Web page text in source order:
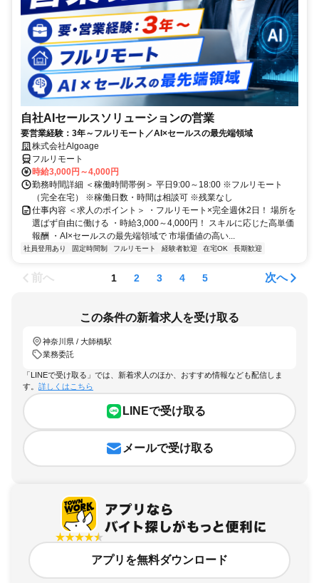
自社AIセールスソリューションの営業
要営業経験：3年～フルリモート／AI×セールスの最先端領域
株式会社Algoage
フルリモート
時給3,000円～4,000円
勤務時間詳細 ＜稼働時間帯例＞ 平日9:00～18:00 ※フルリモート
（完全在宅） ※稼働日数・時間は相談可 ※残業なし
仕事内容 ＜求人のポイント＞ ・フルリモート×完全週休2日！ 場所を
選ばず自由に働ける ・時給3,000～4,000円！ スキルに応じた高単価
報酬 ・AI×セールスの最先端領域で 市場価値の高い...
社員登用あり 固定時間制 フルリモート 経験者歓迎 在宅OK 長期歓迎
前へ 1 2 3 4 5 次へ
この条件の新着求人を受け取る
神奈川県 / 大師橋駅
業務委託
「LINEで受け取る」では、新着求人のほか、おすすめ情報なども配信しま
す。 詳しくはこちら
LINEで受け取る
メールで受け取る
アプリを無料ダウンロード